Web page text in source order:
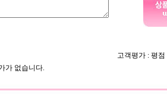
고객평가 : 평점
가 없습니다.